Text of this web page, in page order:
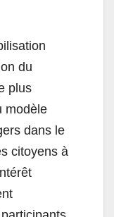
du
plus
modèle
dans le
citoyens à